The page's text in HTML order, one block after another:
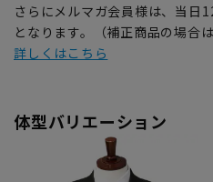
さらにメルマガ会員様は、当日
となります。（補正商品の場合は
詳しくはこちら
体型バリエーション